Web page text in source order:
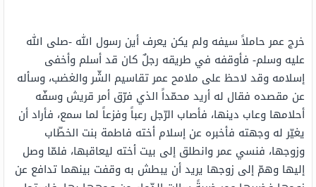
خرج عمر حاملاً سيفه ولم يكن يعرف أين رسول الله -صلى الله
عليه وسلم- فأوقفه في طريقه رجلٌ كان قد أسلم وأخفى
إسلامه وقد لاحظ على ملامح عمر تقاسيم الشّر والغضب، وسأله
عن مقصده فقال له أريد محمّداً الذي فرّق أمر قريش وسفّه
أحلامها وعاب دينها، فأصاب الرّجل رعباً وفزعاً لما سمع، فأراد أن
يغيّر له وجهته فأخبره عن إسلام أخته فاطمة بنت الخطّاب
وزوجها، فنسي عمر وانطلق إلى بيت أخته ليعاقبها، فلمّا وصل
إليها وهمّ إلى زوجها يريد أن يبطش به وقفت بينهما تدافع عن